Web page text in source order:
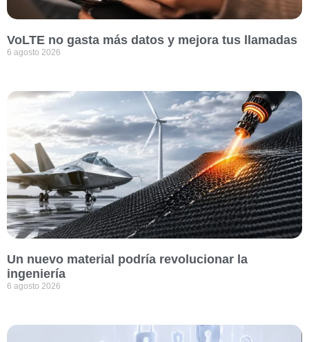
VoLTE no gasta más datos y mejora tus llamadas
6 agosto 2026
Un nuevo material podría revolucionar la
ingeniería
6 agosto 2026